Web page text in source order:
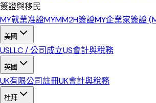
簽證與移民
MY就業准證MYMM2H簽證MY企業家簽證
美國
USLLC / 公司成立US會計與稅務
英國
UK有限公司註冊UK會計與稅務
杜拜